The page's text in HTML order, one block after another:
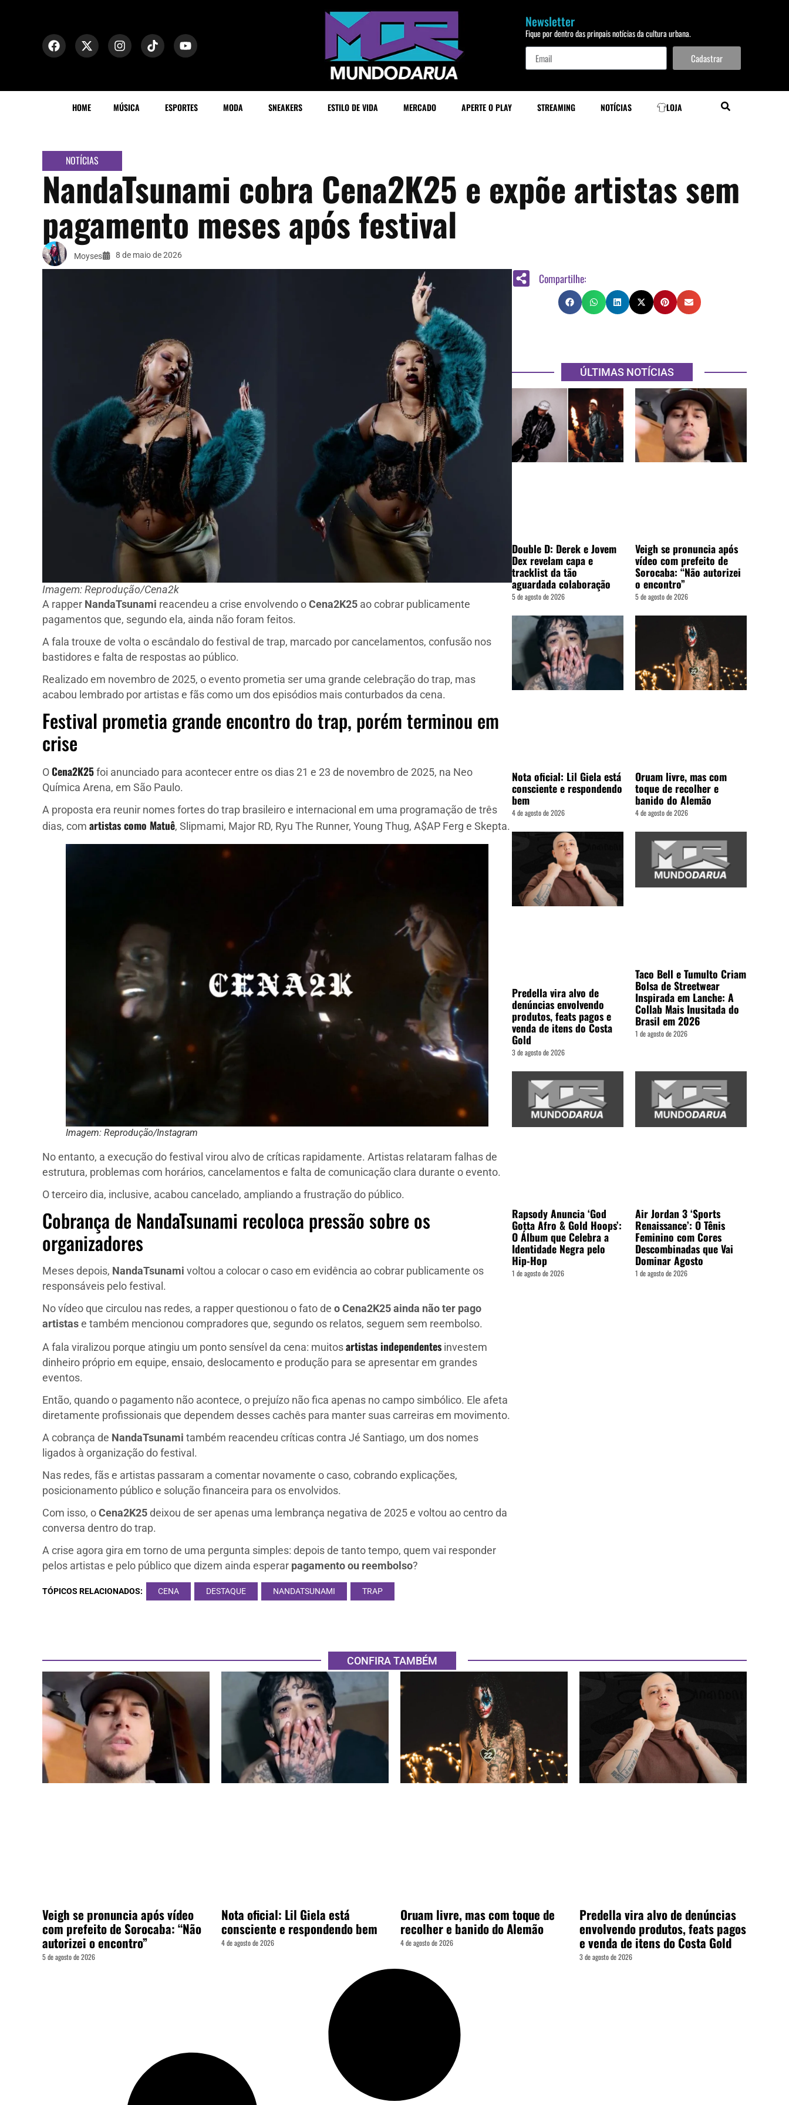
Newsletter
Fique por dentro das prinpais notícias da cultura urbana.
Cadastrar
HOME MÚSICA ESPORTES MODA SNEAKERS ESTILO DE VIDA MERCADO APERTE O PLAY STREAMING NOTÍCIAS LOJA
NOTÍCIAS
NandaTsunami cobra Cena2K25 e expõe artistas sem
pagamento meses após festival
Moyses 8 de maio de 2026
Imagem: Reprodução/Cena2k
A rapper NandaTsunami reacendeu a crise envolvendo o Cena2K25 ao cobrar publicamente
pagamentos que, segundo ela, ainda não foram feitos.
A fala trouxe de volta o escândalo do festival de trap, marcado por cancelamentos, confusão nos
bastidores e falta de respostas ao público.
Realizado em novembro de 2025, o evento prometia ser uma grande celebração do trap, mas
acabou lembrado por artistas e fãs como um dos episódios mais conturbados da cena.
Festival prometia grande encontro do trap, porém terminou em
crise
O Cena2K25 foi anunciado para acontecer entre os dias 21 e 23 de novembro de 2025, na Neo
Química Arena, em São Paulo.
A proposta era reunir nomes fortes do trap brasileiro e internacional em uma programação de três
dias, com artistas como Matuê, Slipmami, Major RD, Ryu The Runner, Young Thug, A$AP Ferg e Skepta.
Imagem: Reprodução/Instagram
No entanto, a execução do festival virou alvo de críticas rapidamente. Artistas relataram falhas de
estrutura, problemas com horários, cancelamentos e falta de comunicação clara durante o evento.
O terceiro dia, inclusive, acabou cancelado, ampliando a frustração do público.
Cobrança de NandaTsunami recoloca pressão sobre os
organizadores
Meses depois, NandaTsunami voltou a colocar o caso em evidência ao cobrar publicamente os
responsáveis pelo festival.
No vídeo que circulou nas redes, a rapper questionou o fato de o Cena2K25 ainda não ter pago
artistas e também mencionou compradores que, segundo os relatos, seguem sem reembolso.
A fala viralizou porque atingiu um ponto sensível da cena: muitos artistas independentesinvestem
dinheiro próprio em equipe, ensaio, deslocamento e produção para se apresentar em grandes
eventos.
Então, quando o pagamento não acontece, o prejuízo não fica apenas no campo simbólico. Ele afeta
diretamente profissionais que dependem desses cachês para manter suas carreiras em movimento.
A cobrança de NandaTsunami também reacendeu críticas contra Jé Santiago, um dos nomes
ligados à organização do festival.
Nas redes, fãs e artistas passaram a comentar novamente o caso, cobrando explicações,
posicionamento público e solução financeira para os envolvidos.
Com isso, o Cena2K25 deixou de ser apenas uma lembrança negativa de 2025 e voltou ao centro da
conversa dentro do trap.
A crise agora gira em torno de uma pergunta simples: depois de tanto tempo, quem vai responder
pelos artistas e pelo público que dizem ainda esperar pagamento ou reembolso?
TÓPICOS RELACIONADOS: CENA DESTAQUE NANDATSUNAMI TRAP
Compartilhe:
ÚLTIMAS NOTÍCIAS
Double D: Derek e Jovem
Dex revelam capa e
tracklist da tão
aguardada colaboração
5 de agosto de 2026
Veigh se pronuncia após
vídeo com prefeito de
Sorocaba: “Não autorizei
o encontro”
5 de agosto de 2026
Nota oficial: Lil Giela está
consciente e respondendo
bem
4 de agosto de 2026
Oruam livre, mas com
toque de recolher e
banido do Alemão
4 de agosto de 2026
Predella vira alvo de
denúncias envolvendo
produtos, feats pagos e
venda de itens do Costa
Gold
3 de agosto de 2026
Taco Bell e Tumulto Criam
Bolsa de Streetwear
Inspirada em Lanche: A
Collab Mais Inusitada do
Brasil em 2026
1 de agosto de 2026
Rapsody Anuncia ‘God
Gotta Afro & Gold Hoops’:
O Álbum que Celebra a
Identidade Negra pelo
Hip-Hop
1 de agosto de 2026
Air Jordan 3 ‘Sports
Renaissance’: O Tênis
Feminino com Cores
Descombinadas que Vai
Dominar Agosto
1 de agosto de 2026
CONFIRA TAMBÉM
Veigh se pronuncia após vídeo
com prefeito de Sorocaba: “Não
autorizei o encontro”
5 de agosto de 2026
Nota oficial: Lil Giela está
consciente e respondendo bem
4 de agosto de 2026
Oruam livre, mas com toque de
recolher e banido do Alemão
4 de agosto de 2026
Predella vira alvo de denúncias
envolvendo produtos, feats pagos
e venda de itens do Costa Gold
3 de agosto de 2026